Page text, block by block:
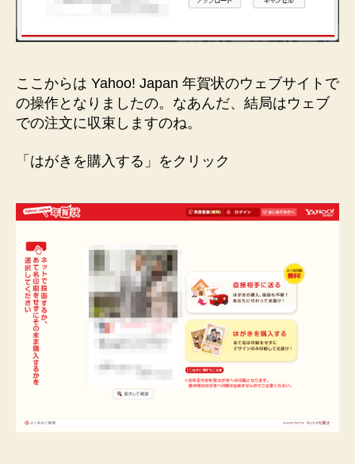
ここからは Yahoo! Japan 年賀状のウェブサイトで
の操作となりましたの。なあんだ、結局はウェブ
での注文に収束しますのね。
「はがきを購入する」をクリック